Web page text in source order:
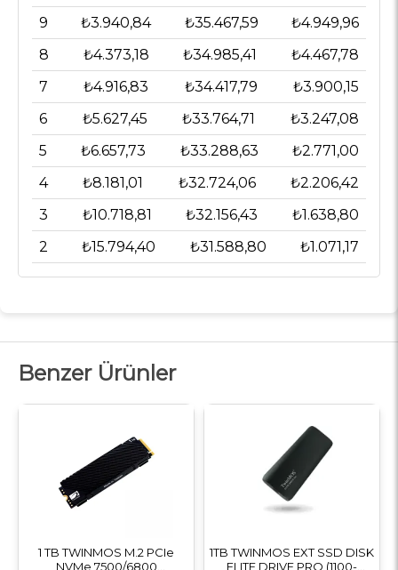
9
₺3.940,84 ₺35.467,59
₺4.949,96
8
₺4.373,18 ₺34.985,41
₺4.467,78
7
₺4.916,83 ₺34.417,79
₺3.900,15
6
₺5.627,45 ₺33.764,71
₺3.247,08
5
₺6.657,73 ₺33.288,63
₺2.771,00
4
₺8.181,01 ₺32.724,06
₺2.206,42
3
₺10.718,81 ₺32.156,43
₺1.638,80
2
₺15.794,40 ₺31.588,80 ₺1.071,17
Benzer Ürünler
1 TB TWINMOS M.2 PCIe
NVMe 7500/6800
1TB TWINMOS EXT SSD DISK
ELITE DRIVE PRO (1100-